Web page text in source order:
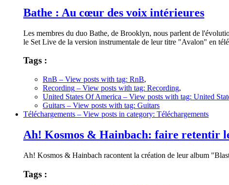
Bathe : Au cœur des voix intérieures
Les membres du duo Bathe, de Brooklyn, nous parlent de
le Set Live de la version instrumentale de leur titre "Avalon" en
Tags :
RnB – View posts with tag: RnB,
Recording – View posts with tag: Recording,
United States Of America – View posts with tag: United
Guitars – View posts with tag: Guitars
Téléchargements – View posts in category: Téléchargements
Ah! Kosmos & Hainbach: faire retentir
Ah! Kosmos & Hainbach racontent la création de leur album
Tags :